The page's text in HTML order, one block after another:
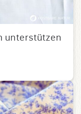
unterstützen